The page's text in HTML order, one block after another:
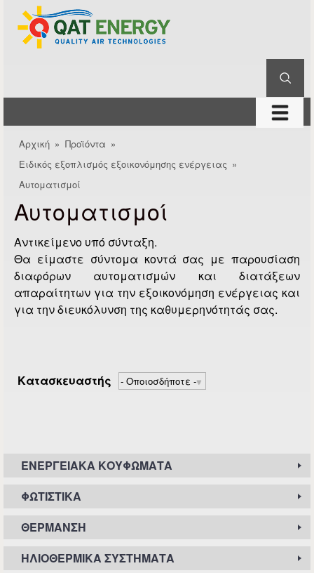
κυρίως περιεχόμενο
QAT
Energy
μενού
Είστε εδώ
Αρχική » Προϊόντα »
Ειδικός εξοπλισμός εξοικονόμησης ενέργειας »
Αυτοματισμοί
Αυτοματισμοί
Αντικείμενο υπό σύνταξη.
Θα είμαστε σύντομα κοντά σας με παρουσίαση
διαφόρων αυτοματισμών και διατάξεων
απαραίτητων για την εξοικονόμηση ενέργειας και
για την διευκόλυνση της καθυμερηνότητάς σας.
Κατασκευαστής
ΕΝΕΡΓΕΙΑΚΆ ΚΟΥΦΏΜΑΤΑ
ΦΩΤΙΣΤΙΚΆ
ΘΈΡΜΑΝΣΗ
ΗΛΙΟΘΕΡΜΙΚΆ ΣΥΣΤΉΜΑΤΑ